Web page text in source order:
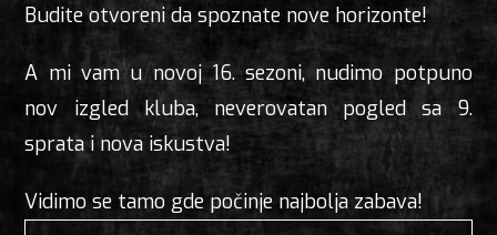
Budite otvoreni da spoznate nove horizonte!
A mi vam u novoj 16. sezoni, nudimo potpuno
nov izgled kluba, neverovatan pogled sa 9.
sprata i nova iskustva!
Vidimo se tamo gde počinje najbolja zabava!